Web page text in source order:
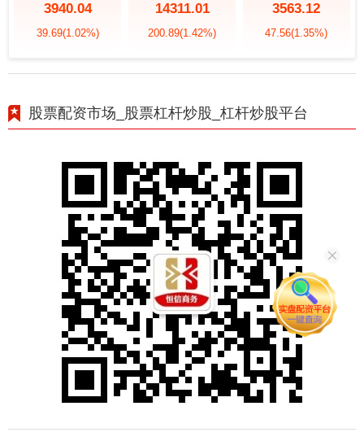
3940.04
39.69(1.02%)
14311.01
200.89(1.42%)
3563.12
47.56(1.35%)
股票配资市场_股票杠杆炒股_杠杆炒股平台